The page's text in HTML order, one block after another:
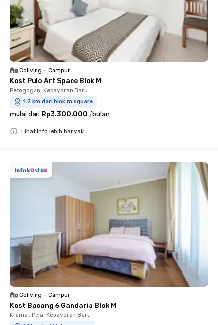
Coliving • Campur
Kost Pulo Art Space Blok M
Petogogan, Kebayoran Baru
1.2 km dari blok m square
mulai dari Rp3.300.000 /bulan
Lihat info lebih banyak
Coliving • Campur
Kost Bacang 6 Gandaria Blok M
Kramat Pela, Kebayoran Baru